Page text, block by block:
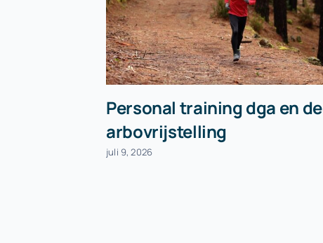
Personal training dga en de
arbovrijstelling
juli 9, 2026